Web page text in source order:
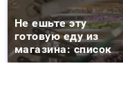
Не ешьте эту
готовую еду из
магазина: список